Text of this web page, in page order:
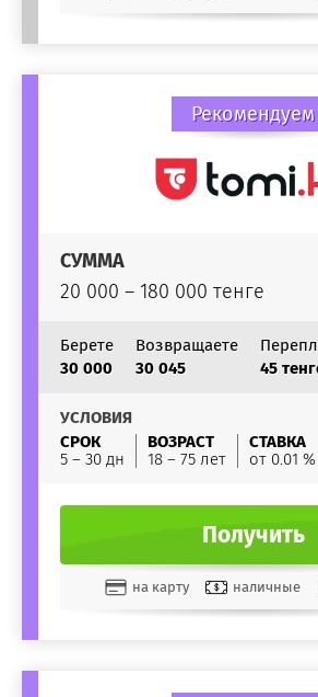
Рекомендуем
СУММА
20 000 – 180 000 тенге
Берете
30 000
Возвращаете
30 045
45
УСЛОВИЯ
СРОК
5 – 30 дн
ВОЗРАСТ
18 – 75 лет
СТАВКА
от 0.01 %
Получить
на карту наличные